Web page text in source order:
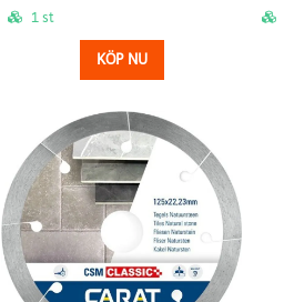
1 st
KÖP NU